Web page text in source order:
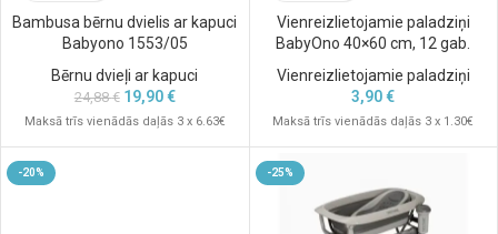
Bambusa bērnu dvielis ar kapuci
Babyono 1553/05
Bērnu dvieļi ar kapuci
24,88€ 19,90€
Maksā trīs vienādās daļās 3 x 6.63€
Vienreizlietojamie paladziņi
BabyOno 40×60 cm, 12 gab.
Vienreizlietojamie paladziņi
3,90€
Maksā trīs vienādās daļās 3 x 1.30€
-20% -25%